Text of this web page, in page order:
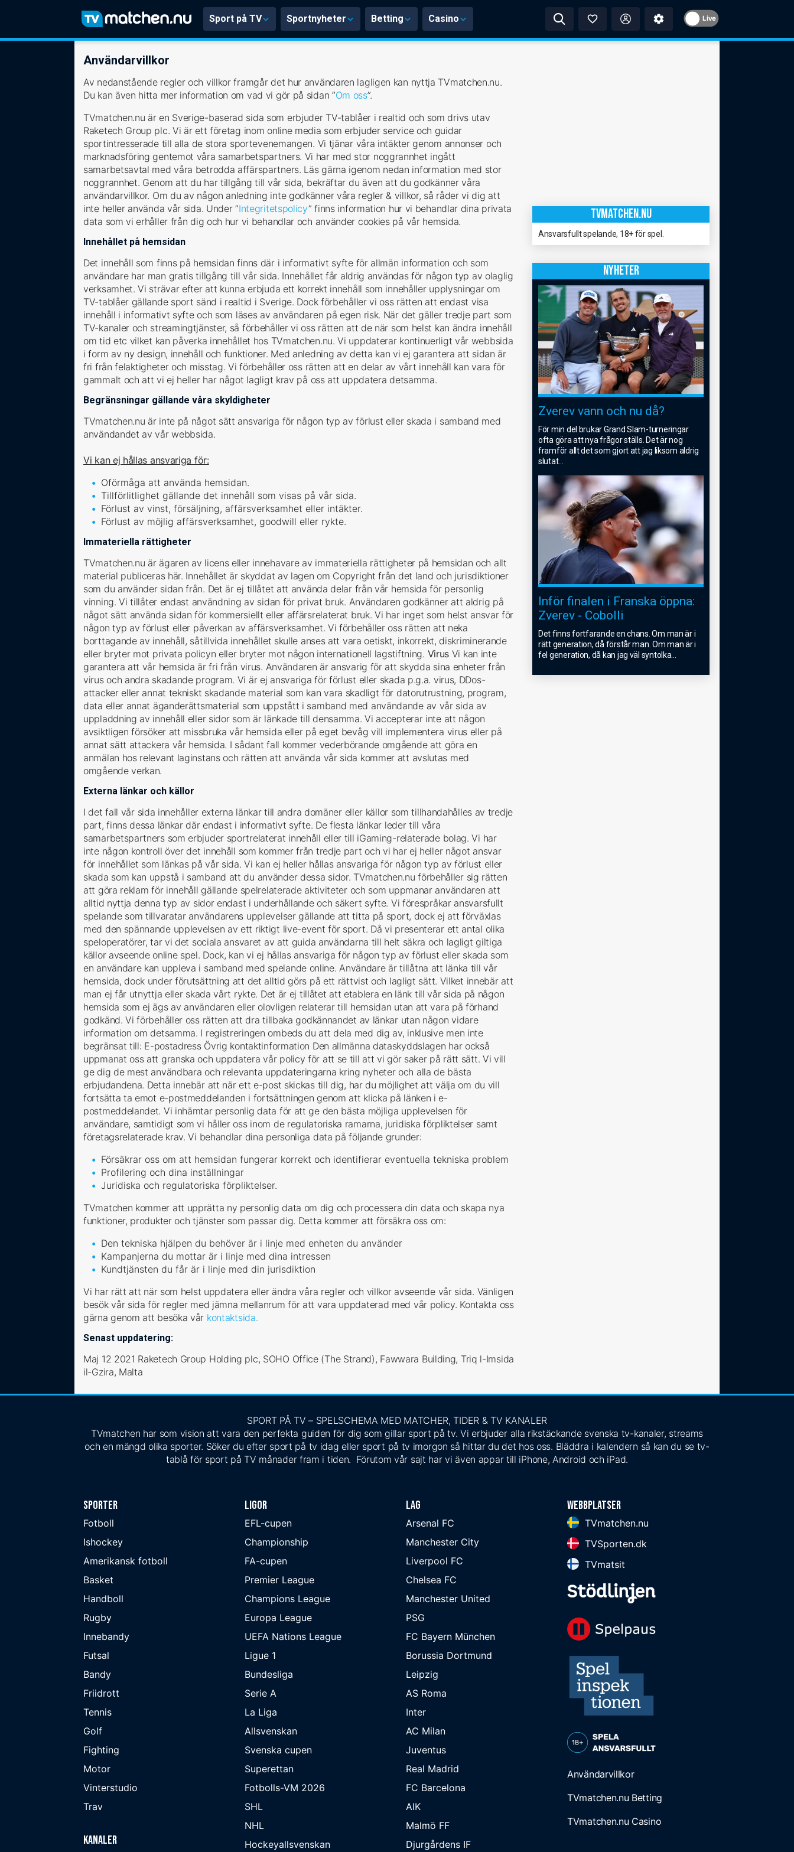
Sport på TV Sportnyheter Betting Casino Live
Användarvillkor
Av nedanstående regler och villkor framgår det hur användaren lagligen kan nyttja TVmatchen.nu.
Du kan även hitta mer information om vad vi gör på sidan ”Om oss”.
TVmatchen.nu är en Sverige-baserad sida som erbjuder TV-tablåer i realtid och som drivs utav
Raketech Group plc. Vi är ett företag inom online media som erbjuder service och guidar
sportintresserade till alla de stora sportevenemangen. Vi tjänar våra intäkter genom annonser och
marknadsföring gentemot våra samarbetspartners. Vi har med stor noggrannhet ingått
samarbetsavtal med våra betrodda affärspartners. Läs gärna igenom nedan information med stor
noggrannhet. Genom att du har tillgång till vår sida, bekräftar du även att du godkänner våra
användarvillkor. Om du av någon anledning inte godkänner våra regler & villkor, så råder vi dig att
inte heller använda vår sida. Under ”Integritetspolicy” finns information hur vi behandlar dina privata
data som vi erhåller från dig och hur vi behandlar och använder cookies på vår hemsida.
Innehållet på hemsidan
Det innehåll som finns på hemsidan finns där i informativt syfte för allmän information och som
användare har man gratis tillgång till vår sida. Innehållet får aldrig användas för någon typ av olaglig
verksamhet. Vi strävar efter att kunna erbjuda ett korrekt innehåll som innehåller upplysningar om
TV-tablåer gällande sport sänd i realtid i Sverige. Dock förbehåller vi oss rätten att endast visa
innehåll i informativt syfte och som läses av användaren på egen risk. När det gäller tredje part som
TV-kanaler och streamingtjänster, så förbehåller vi oss rätten att de när som helst kan ändra innehåll
om tid etc vilket kan påverka innehållet hos TVmatchen.nu. Vi uppdaterar kontinuerligt vår webbsida
i form av ny design, innehåll och funktioner. Med anledning av detta kan vi ej garantera att sidan är
fri från felaktigheter och misstag. Vi förbehåller oss rätten att en delar av vårt innehåll kan vara för
gammalt och att vi ej heller har något lagligt krav på oss att uppdatera detsamma.
Begränsningar gällande våra skyldigheter
TVmatchen.nu är inte på något sätt ansvariga för någon typ av förlust eller skada i samband med
användandet av vår webbsida.
Vi kan ej hållas ansvariga för:
Oförmåga att använda hemsidan.
Tillförlitlighet gällande det innehåll som visas på vår sida.
Förlust av vinst, försäljning, affärsverksamhet eller intäkter.
Förlust av möjlig affärsverksamhet, goodwill eller rykte.
Immateriella rättigheter
TVmatchen.nu är ägaren av licens eller innehavare av immateriella rättigheter på hemsidan och allt
material publiceras här. Innehållet är skyddat av lagen om Copyright från det land och jurisdiktioner
som du använder sidan från. Det är ej tillåtet att använda delar från vår hemsida för personlig
vinning. Vi tillåter endast användning av sidan för privat bruk. Användaren godkänner att aldrig på
något sätt använda sidan för kommersiellt eller affärsrelaterat bruk. Vi har inget som helst ansvar för
någon typ av förlust eller påverkan av affärsverksamhet. Vi förbehåller oss rätten att neka
borttagande av innehåll, såtillvida innehållet skulle anses att vara oetiskt, inkorrekt, diskriminerande
eller bryter mot privata policyn eller bryter mot någon internationell lagstiftning. Virus Vi kan inte
garantera att vår hemsida är fri från virus. Användaren är ansvarig för att skydda sina enheter från
virus och andra skadande program. Vi är ej ansvariga för förlust eller skada p.g.a. virus, DDos-
attacker eller annat tekniskt skadande material som kan vara skadligt för datorutrustning, program,
data eller annat äganderättsmaterial som uppstått i samband med användande av vår sida av
uppladdning av innehåll eller sidor som är länkade till densamma. Vi accepterar inte att någon
avsiktligen försöker att missbruka vår hemsida eller på eget bevåg vill implementera virus eller på
annat sätt attackera vår hemsida. I sådant fall kommer vederbörande omgående att göra en
anmälan hos relevant laginstans och rätten att använda vår sida kommer att avslutas med
omgående verkan.
Externa länkar och källor
I det fall vår sida innehåller externa länkar till andra domäner eller källor som tillhandahålles av tredje
part, finns dessa länkar där endast i informativt syfte. De flesta länkar leder till våra
samarbetspartners som erbjuder sportrelaterat innehåll eller till iGaming-relaterade bolag. Vi har
inte någon kontroll över det innehåll som kommer från tredje part och vi har ej heller något ansvar
för innehållet som länkas på vår sida. Vi kan ej heller hållas ansvariga för någon typ av förlust eller
skada som kan uppstå i samband att du använder dessa sidor. TVmatchen.nu förbehåller sig rätten
att göra reklam för innehåll gällande spelrelaterade aktiviteter och som uppmanar användaren att
alltid nyttja denna typ av sidor endast i underhållande och säkert syfte. Vi förespråkar ansvarsfullt
spelande som tillvaratar användarens upplevelser gällande att titta på sport, dock ej att förväxlas
med den spännande upplevelsen av ett riktigt live-event för sport. Då vi presenterar ett antal olika
speloperatörer, tar vi det sociala ansvaret av att guida användarna till helt säkra och lagligt giltiga
källor avseende online spel. Dock, kan vi ej hållas ansvariga för någon typ av förlust eller skada som
en användare kan uppleva i samband med spelande online. Användare är tillåtna att länka till vår
hemsida, dock under förutsättning att det alltid görs på ett rättvist och lagligt sätt. Vilket innebär att
man ej får utnyttja eller skada vårt rykte. Det är ej tillåtet att etablera en länk till vår sida på någon
hemsida som ej ägs av användaren eller olovligen relaterar till hemsidan utan att vara på förhand
godkänd. Vi förbehåller oss rätten att dra tillbaka godkännandet av länkar utan någon vidare
information om detsamma. I registreringen ombeds du att dela med dig av, inklusive men inte
begränsat till: E-postadress Övrig kontaktinformation Den allmänna dataskyddslagen har också
uppmanat oss att granska och uppdatera vår policy för att se till att vi gör saker på rätt sätt. Vi vill
ge dig de mest användbara och relevanta uppdateringarna kring nyheter och alla de bästa
erbjudandena. Detta innebär att när ett e-post skickas till dig, har du möjlighet att välja om du vill
fortsätta ta emot e-postmeddelanden i fortsättningen genom att klicka på länken i e-
postmeddelandet. Vi inhämtar personlig data för att ge den bästa möjliga upplevelsen för
användare, samtidigt som vi håller oss inom de regulatoriska ramarna, juridiska förpliktelser samt
företagsrelaterade krav. Vi behandlar dina personliga data på följande grunder:
Försäkrar oss om att hemsidan fungerar korrekt och identifierar eventuella tekniska problem
Profilering och dina inställningar
Juridiska och regulatoriska förpliktelser.
TVmatchen kommer att upprätta ny personlig data om dig och processera din data och skapa nya
funktioner, produkter och tjänster som passar dig. Detta kommer att försäkra oss om:
Den tekniska hjälpen du behöver är i linje med enheten du använder
Kampanjerna du mottar är i linje med dina intressen
Kundtjänsten du får är i linje med din jurisdiktion
Vi har rätt att när som helst uppdatera eller ändra våra regler och villkor avseende vår sida. Vänligen
besök vår sida för regler med jämna mellanrum för att vara uppdaterad med vår policy. Kontakta oss
gärna genom att besöka vår kontaktsida.
Senast uppdatering:
Maj 12 2021 Raketech Group Holding plc, SOHO Office (The Strand), Fawwara Building, Triq l-Imsida
il-Gzira, Malta
TVMATCHEN.NU
Ansvarsfullt spelande, 18+ för spel.
NYHETER
Zverev vann och nu då?
För min del brukar Grand Slam-turneringar
ofta göra att nya frågor ställs. Det är nog
framför allt det som gjort att jag liksom aldrig
slutat...
Inför finalen i Franska öppna:
Zverev - Cobolli
Det finns fortfarande en chans. Om man är i
rätt generation, då förstår man. Om man är i
fel generation, då kan jag väl syntolka
SPORT PÅ TV – SPELSCHEMA MED MATCHER, TIDER & TV KANALER
TVmatchen har som vision att vara den perfekta guiden för dig som gillar sport på tv. Vi erbjuder alla rikstäckande svenska tv-kanaler, streams
och en mängd olika sporter. Söker du efter sport på tv idag eller sport på tv imorgon så hittar du det hos oss. Bläddra i kalendern så kan du se tv-
tablå för sport på TV månader fram i tiden. Förutom vår sajt har vi även appar till iPhone, Android och iPad.
Sporter
Fotboll
Ishockey
Amerikansk fotboll
Basket
Handboll
Rugby
Innebandy
Futsal
Bandy
Friidrott
Tennis
Golf
Fighting
Motor
Vinterstudio
Trav
Kanaler
Ligor
EFL-cupen
Championship
FA-cupen
Premier League
Champions League
Europa League
UEFA Nations League
Ligue 1
Bundesliga
Serie A
La Liga
Allsvenskan
Svenska cupen
Superettan
Fotbolls-VM 2026
SHL
NHL
Hockeyallsvenskan
Lag
Arsenal FC
Manchester City
Liverpool FC
Chelsea FC
Manchester United
PSG
FC Bayern München
Borussia Dortmund
Leipzig
AS Roma
Inter
AC Milan
Juventus
Real Madrid
FC Barcelona
AIK
Malmö FF
Djurgårdens IF
Webbplatser
TVmatchen.nu
TVSporten.dk
TVmatsit
Användarvillkor
TVmatchen.nu Betting
TVmatchen.nu Casino